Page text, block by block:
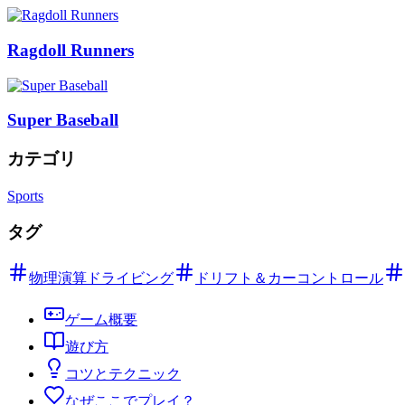
Ragdoll Runners
Super Baseball
カテゴリ
Sports
タグ
物理演算ドライビング ドリフト＆カーコントロール
ゲーム概要
遊び方
コツとテクニック
なぜここでプレイ？